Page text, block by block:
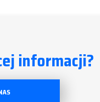
informacji?